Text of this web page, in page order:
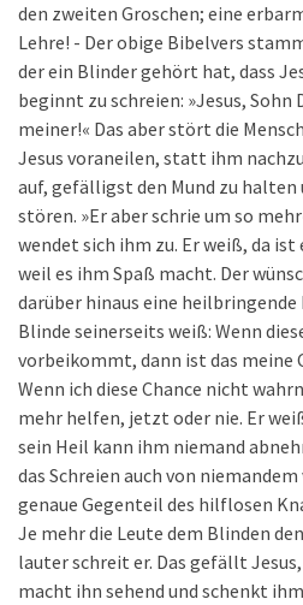
den zweiten Groschen; eine
Lehre! - Der obige Bibelvers
der ein Blinder gehört hat, dass
beginnt zu schreien: »Jesus, Sohn
meiner!« Das aber stört die
Jesus voraneilen, statt ihm
auf, gefälligst den Mund zu
stören. »Er aber schrie um so
wendet sich ihm zu. Er weiß, da
weil es ihm Spaß macht. Der
darüber hinaus eine
Blinde seinerseits weiß: Wenn
vorbeikommt, dann ist das meine
Wenn ich diese Chance nicht
mehr helfen, jetzt oder nie. Er
sein Heil kann ihm niemand
das Schreien auch von
genaue Gegenteil des hilflosen
Je mehr die Leute dem Blinden
lauter schreit er. Das gefällt
macht ihn sehend und schenkt